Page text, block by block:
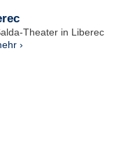
Theater in Liberec
›